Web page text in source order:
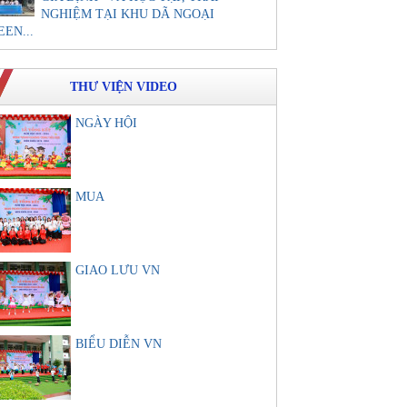
NGHIỆM TẠI KHU DÃ NGOẠI
THƯ VIỆN VIDEO
NGÀY HỘI
MUA
GIAO LƯU VN
BIỂU DIỄN VN